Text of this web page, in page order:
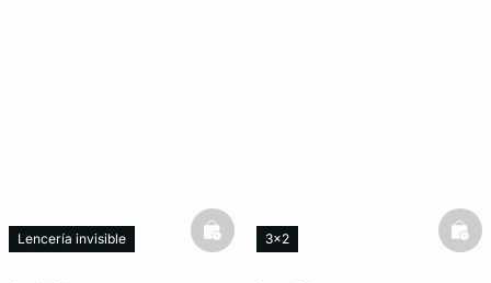
Lencería invisible basketfull
3x2